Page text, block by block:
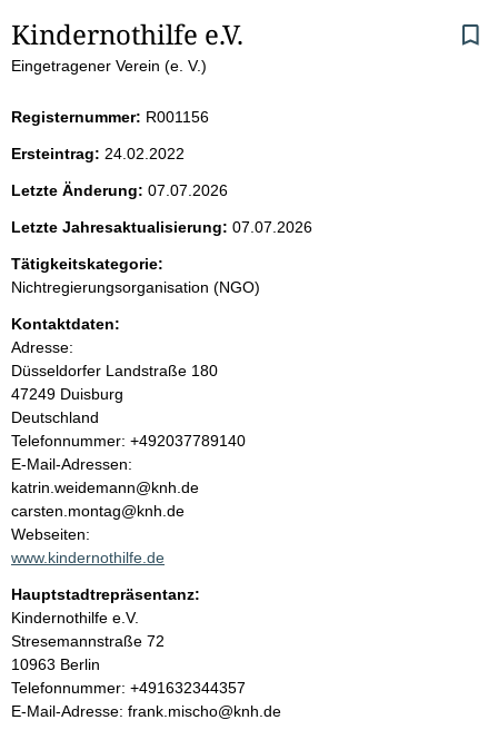
S
e
i
t
e
n
i
n
h
a
l
t
Kindernothilfe e.V.
Eingetragener Verein (e. V.)
Registernummer: R001156
Ersteintrag: 24.02.2022
Letzte Änderung: 07.07.2026
Letzte Jahresaktualisierung: 07.07.2026
Tätigkeitskategorie:
Nichtregierungsorganisation (NGO)
Kontaktdaten:
Adresse:
Düsseldorfer Landstraße 180
47249 Duisburg
Deutschland
K
o
n
t
a
k
i
n
f
o
r
m
Telefonnummer: +492037789140
E-Mail-Adressen:
katrin.weidemann@knh.de
carsten.montag@knh.de
Webseiten:
www.kindernothilfe.de
Hauptstadtrepräsentanz:
A
d
r
e
s
Kindernothilfe e.V.
Stresemannstraße 72
10963 Berlin
K
o
Telefonnummer: +491632344357
E-Mail-Adresse: frank.mischo@knh.de